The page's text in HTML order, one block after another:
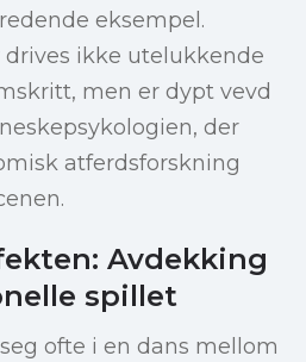
eksempel.
ikke utelukkende
men er dypt vevd
der
atferdsforskning
Avdekking
spillet
ofte i en dans mellom